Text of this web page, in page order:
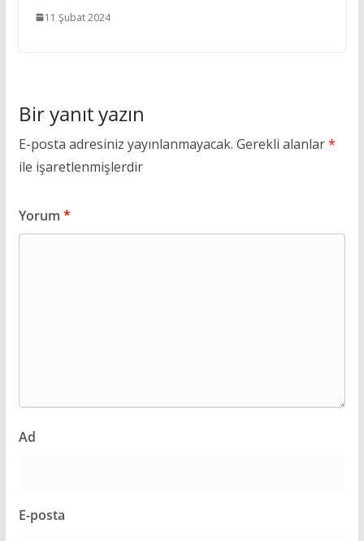
11 Şubat 2024
Bir yanıt yazın
E-posta adresiniz yayınlanmayacak. Gerekli alanlar*
ile işaretlenmişlerdir
Yorum *
Ad
E-posta